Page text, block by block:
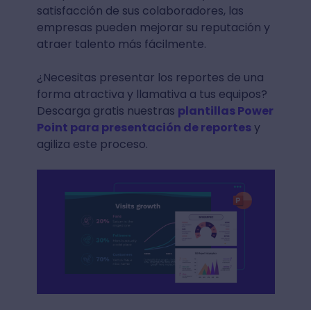
satisfacción de sus colaboradores, las
empresas pueden mejorar su reputación y
atraer talento más fácilmente.
¿Necesitas presentar los reportes de una
forma atractiva y llamativa a tus equipos?
Descarga gratis nuestras plantillas Power
Point para presentación de reportesy
agiliza este proceso.